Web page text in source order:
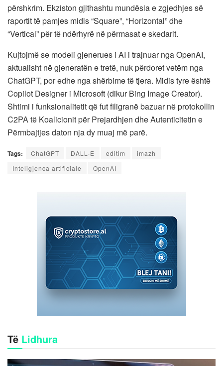
përshkrim. Ekziston gjithashtu mundësia e zgjedhjes së
raportit të pamjes midis “Square”, “Horizontal” dhe
“Vertical” për të ndërhyrë në përmasat e skedarit.
Kujtojmë se modeli gjenerues i AI i trajnuar nga OpenAI,
aktualisht në gjeneratën e tretë, nuk përdoret vetëm nga
ChatGPT, por edhe nga shërbime të tjera. Midis tyre është
Copilot Designer i Microsoft (dikur Bing Image Creator).
Shtimi i funksionalitetit që fut filigranë bazuar në protokollin
C2PA të Koalicionit për Prejardhjen dhe Autenticitetin e
Përmbajtjes daton nja dy muaj më parë.
Tags: ChatGPT DALL·E editim
imazh
Inteligjenca artificiale
OpenAI
Të Lidhura